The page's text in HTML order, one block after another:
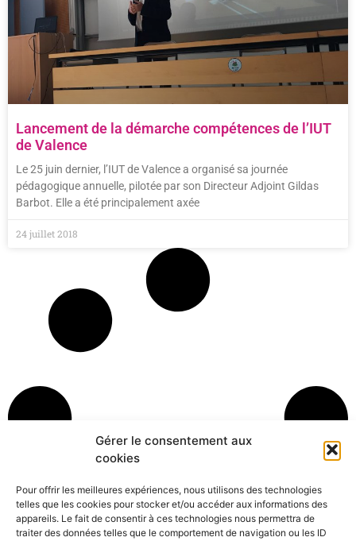
Gérer le consentement aux
cookies
Pour offrir les meilleures expériences, nous utilisons des technologies
telles que les cookies pour stocker et/ou accéder aux informations des
appareils. Le fait de consentir à ces technologies nous permettra de
traiter des données telles que le comportement de navigation ou les ID
Lancement de la démarche compétences de l’IUT
de Valence
Le 25 juin dernier, l’IUT de Valence a organisé sa journée
pédagogique annuelle, pilotée par son Directeur Adjoint Gildas
Barbot. Elle a été principalement axée
24 juillet 2018